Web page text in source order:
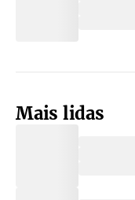
Mais lidas